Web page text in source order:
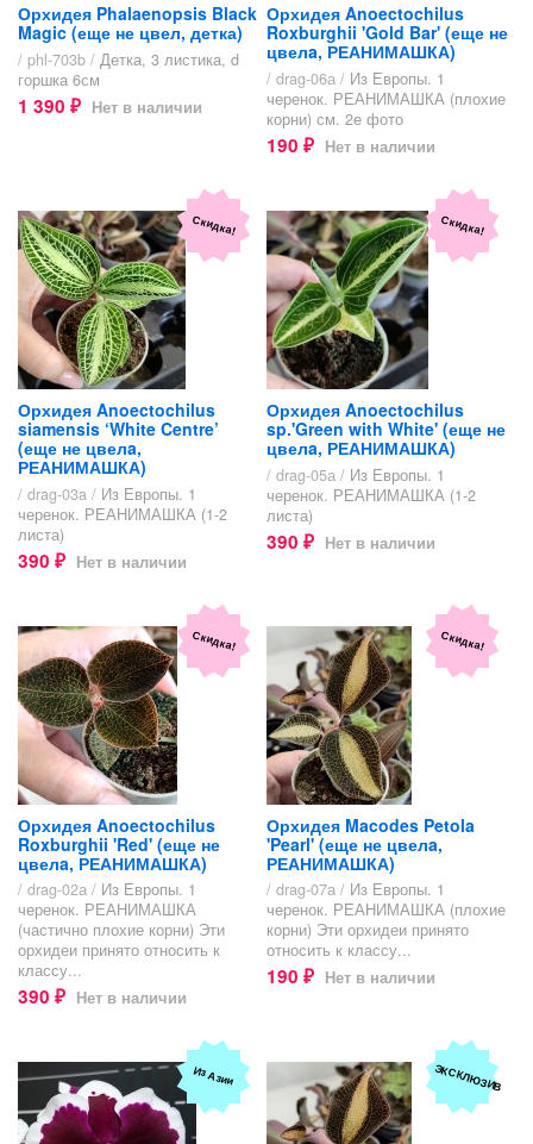
Орхидея Phalaenopsis Black
Magic (еще не цвел, детка)
/ phl-703b / Детка, 3 листика, d
горшка 6см
1 390 ₽ Нет в наличии
Орхидея Anoectochilus
Roxburghii 'Gold Bar' (еще не
цвелa, РЕАНИМАШКА)
/ drag-06а / Из Европы. 1
черенок. РЕАНИМАШКА (плохие
корни) см. 2е фото
190 ₽ Нет в наличии
Скидка!
Орхидея Anoectochilus
siamensis ‘White Centre’
(еще не цвелa,
РЕАНИМАШКА)
/ drag-03a / Из Европы. 1
черенок. РЕАНИМАШКА (1-2
листа)
390 ₽ Нет в наличии
Скидка!
Орхидея Anoectochilus
sp.'Green with White' (еще не
цвелa, РЕАНИМАШКА)
/ drag-05а / Из Европы. 1
черенок. РЕАНИМАШКА (1-2
листа)
390 ₽ Нет в наличии
Скидка!
Орхидея Anoectochilus
Roxburghii 'Red' (еще не
цвелa, РЕАНИМАШКА)
/ drag-02а / Из Европы. 1
черенок. РЕАНИМАШКА
(частично плохие корни) Эти
орхидеи принято относить к
классу...
390 ₽ Нет в наличии
Скидка!
Орхидея Macodes Petola
'Pearl' (еще не цвелa,
РЕАНИМАШКА)
/ drag-07а / Из Европы. 1
черенок. РЕАНИМАШКА (плохие
корни) Эти орхидеи принято
относить к классу...
190 ₽ Нет в наличии
Из Азии ЭКСКЛЮЗИВ